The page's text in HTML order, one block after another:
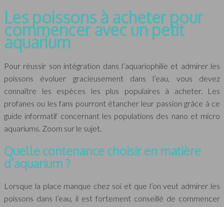
Les poissons à acheter pour
commencer avec un petit
aquarium
Pour réussir son intégration dans l’aquariophilie et admirer les
poissons évoluer gracieusement dans l’eau, vous devez
connaître les espèces les plus populaires à acheter. Les
profanes ou les fans pourront étancher leur passion grâce à ce
guide informatif concernant les populations des nano et micro
aquariums. Zoom sur le sujet.
Quelle contenance choisir en matière
d’aquarium ?
Lorsque la place manque chez soi et que l’on veut admirer les
poissons dans l’eau, il est fortement conseillé de commencer